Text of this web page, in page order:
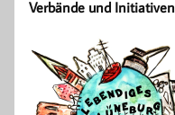
Verbände und Initiativen